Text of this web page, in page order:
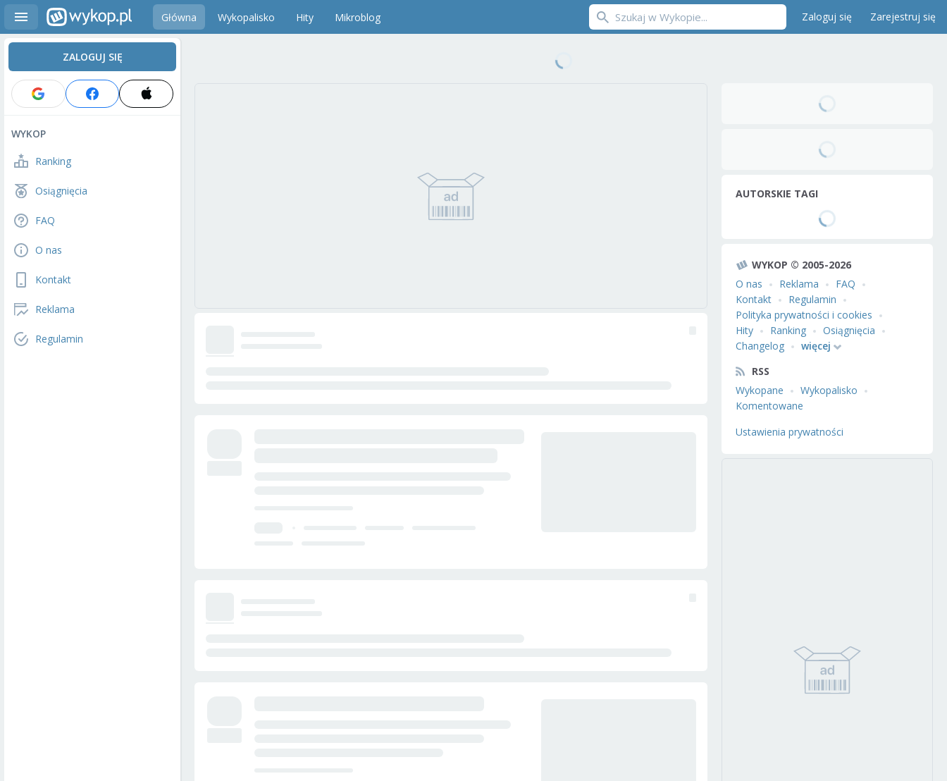
Główna Wykopalisko Hity Mikroblog Zaloguj się Zarejestruj się
ZALOGUJ SIĘ
WYKOP
Ranking
Osiągnięcia
FAQ
O nas
Kontakt
Reklama
Regulamin
AUTORSKIE TAGI
WYKOP © 2005-2026
O nas
Reklama
FAQ
Kontakt
Regulamin
Polityka prywatności i cookies
Hity
Ranking
Osiągnięcia
Changelog
więcej
RSS
Wykopane
Wykopalisko
Komentowane
Ustawienia prywatności